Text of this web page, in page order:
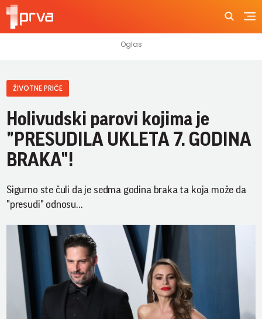
ŽIVOTNE PRIČE
Holivudski parovi kojima je
"PRESUDILA UKLETA 7. GODINA
BRAKA"!
Sigurno ste čuli da je sedma godina braka ta koja može da
"presudi" odnosu...